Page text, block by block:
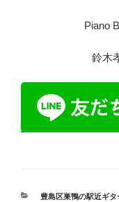
Piano
鈴木
カ
豊島区巣鴨の駅近ギタ